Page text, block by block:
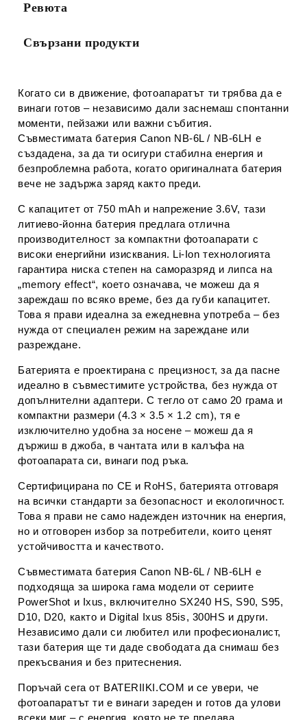
Ревюта
Свързани продукти
Когато си в движение, фотоапаратът ти трябва да е
винаги готов – независимо дали заснемаш спонтанни
моменти, пейзажи или важни събития.
Съвместимата батерия Canon NB-6L / NB-6LH е
създадена, за да ти осигури стабилна енергия и
безпроблемна работа, когато оригиналната батерия
вече не задържа заряд както преди.
С капацитет от 750 mAh и напрежение 3.6V, тази
литиево-йонна батерия предлага отлична
производителност за компактни фотоапарати с
високи енергийни изисквания. Li-Ion технологията
гарантира ниска степен на саморазряд и липса на
„memory effect“, което означава, че можеш да я
зареждаш по всяко време, без да губи капацитет.
Това я прави идеална за ежедневна употреба – без
нужда от специален режим на зареждане или
разреждане.
Батерията е проектирана с прецизност, за да пасне
идеално в съвместимите устройства, без нужда от
допълнителни адаптери. С тегло от само 20 грама и
компактни размери (4.3 × 3.5 × 1.2 cm), тя е
изключително удобна за носене – можеш да я
държиш в джоба, в чантата или в калъфа на
фотоапарата си, винаги под ръка.
Сертифицирана по CE и RoHS, батерията отговаря
на всички стандарти за безопасност и екологичност.
Това я прави не само надежден източник на енергия,
но и отговорен избор за потребители, които ценят
устойчивостта и качеството.
Съвместимата батерия Canon NB-6L / NB-6LH е
подходяща за широка гама модели от сериите
PowerShot и Ixus, включително SX240 HS, S90, S95,
D10, D20, както и Digital Ixus 85is, 300HS и други.
Независимо дали си любител или професионалист,
тази батерия ще ти даде свободата да снимаш без
прекъсвания и без притеснения.
Поръчай сега от BATERIIKI.COM и се увери, че
фотоапаратът ти е винаги зареден и готов да улови
всеки миг – с енергия, която не те предава.